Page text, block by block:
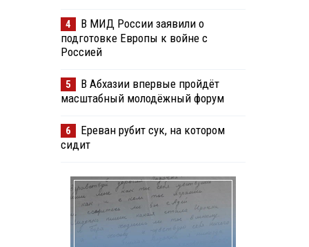
4
В МИД России заявили о
подготовке Европы к войне с
Россией
5
В Абхазии впервые пройдёт
масштабный молодёжный форум
6
Ереван рубит сук, на котором
сидит